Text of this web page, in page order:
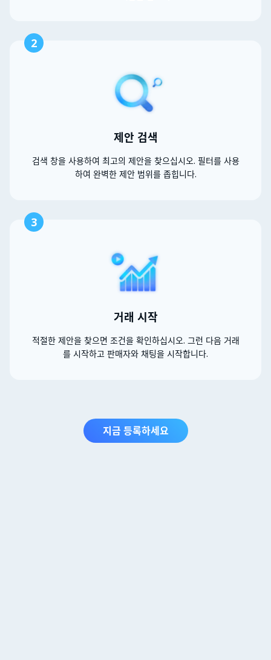
2
제안 검색
검색 창을 사용하여 최고의 제안을 찾으십시오. 필터를 사용
하여 완벽한 제안 범위를 좁힙니다.
3
거래 시작
적절한 제안을 찾으면 조건을 확인하십시오. 그런 다음 거래
를 시작하고 판매자와 채팅을 시작합니다.
지금 등록하세요